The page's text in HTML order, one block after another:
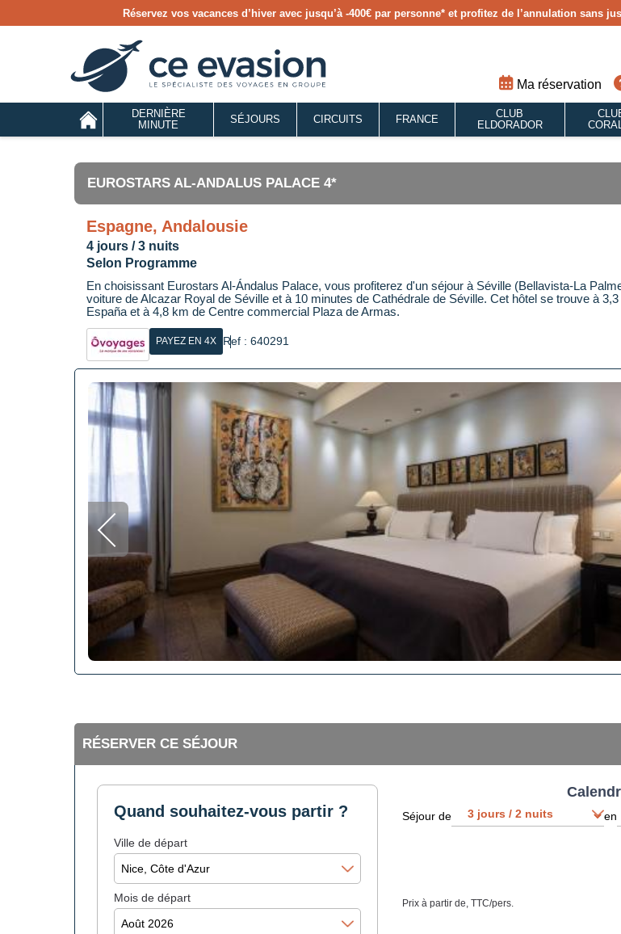
Réservez vos vacances d’hiver avec jusqu’à -400€ par personne* et profitez de l’annulation sans
Ma réservation
DERNIÈRE
MINUTE
SÉJOURS CIRCUITS FRANCE
CLUB
ELDORADOR
EUROSTARS AL-ANDALUS PALACE 4*
Espagne, Andalousie
4 jours / 3 nuits
Selon Programme
En choisissant Eurostars Al-Ándalus Palace, vous profiterez d'un séjour à Séville (Bellavista-La
voiture de Alcazar Royal de Séville et à 10 minutes de Cathédrale de Séville. Cet hôtel se trouve à
España et à 4,8 km de Centre commercial Plaza de Armas.
PAYEZ EN 4X Ref : 640291
RÉSERVER CE SÉJOUR
Quand souhaitez-vous partir ?
Ville de départ
Mois de départ
Séjour de en
Prix à partir de, TTC/pers.